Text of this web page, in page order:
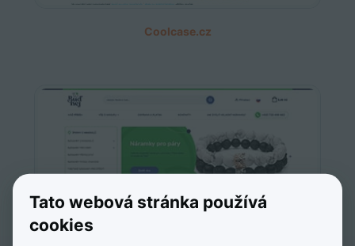
Coolcase.cz
Tato webová stránka používá
cookies